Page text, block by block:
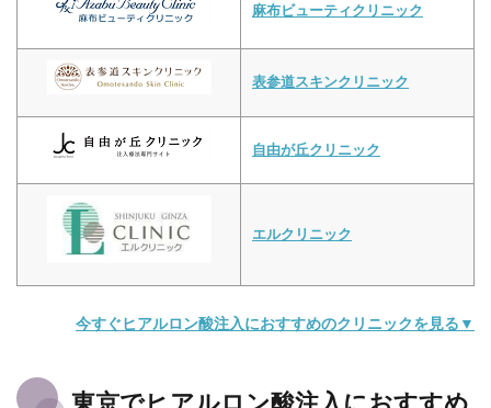
麻布ビューティクリニック
表参道スキンクリニック
自由が丘クリニック
エルクリニック
今すぐヒアルロン酸注入におすすめのクリニックを見る▼